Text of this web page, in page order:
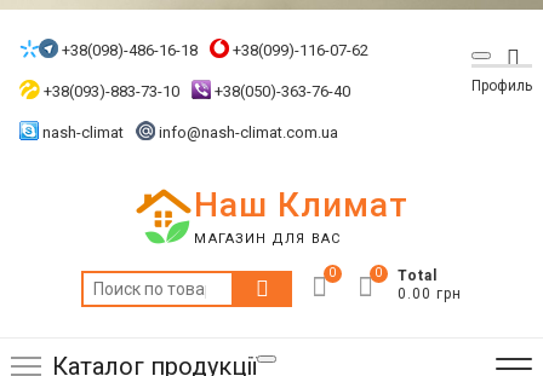
Skip
+38(098)-486-16-18 +38(099)-116-07-62
+38(093)-883-73-10 +38(050)-363-76-40
nash-climat info@nash-climat.com.ua
Профиль
Наш Климат
МАГАЗИН ДЛЯ ВАС
Искать:
0
Total
0.00 грн
0
Каталог продукції